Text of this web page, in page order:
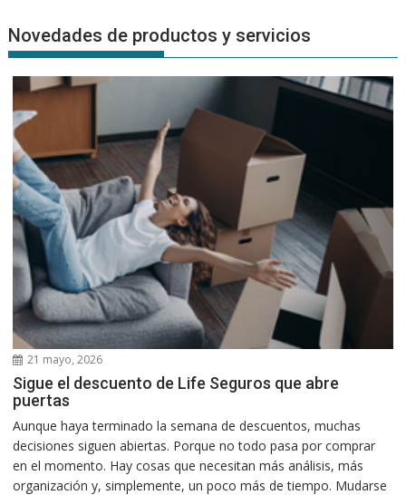
Novedades de productos y servicios
21 mayo, 2026
Sigue el descuento de Life Seguros que abre
puertas
Aunque haya terminado la semana de descuentos, muchas
decisiones siguen abiertas. Porque no todo pasa por comprar
en el momento. Hay cosas que necesitan más análisis, más
organización y, simplemente, un poco más de tiempo. Mudarse